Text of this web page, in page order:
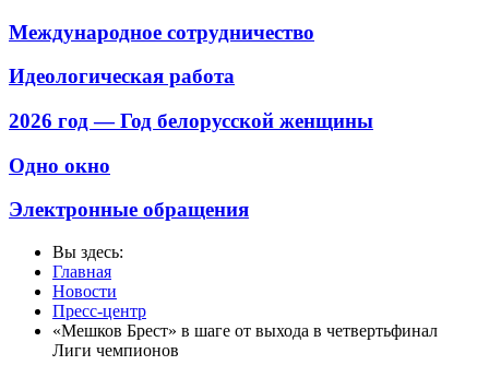
Международное сотрудничество
Идеологическая работа
2026 год — Год белорусской женщины
Одно окно
Электронные обращения
Вы здесь:
Главная
Новости
Пресс-центр
«Мешков Брест» в шаге от выхода в четвертьфинал
Лиги чемпионов